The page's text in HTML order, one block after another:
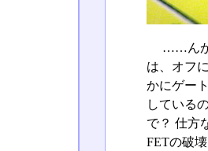
……ん
は、オフ
かにゲー
している
で？ 仕方
FETの破